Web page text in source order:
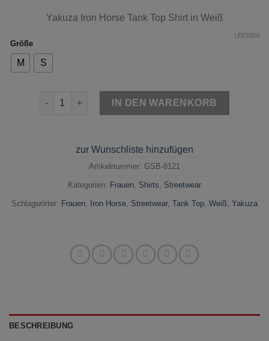
Yakuza Iron Horse Tank Top Shirt in Weiß
Größe
M S
LEEREN
Yakuza Iron Horse Tank Top Shirt Weiß Menge
IN DEN WARENKORB
zur Wunschliste hinzufügen
Artikelnummer: GSB-8121
Kategorien: Frauen Shirts Streetwear
Schlagwörter: Frauen Iron Horse Streetwear, Tank Top Weiß Yakuza
BESCHREIBUNG